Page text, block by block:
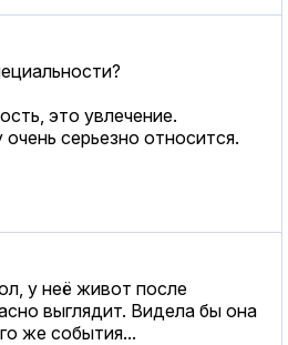
это увлечение.
серьезно относится.
у неё живот после
выглядит. Видела бы она
же события...